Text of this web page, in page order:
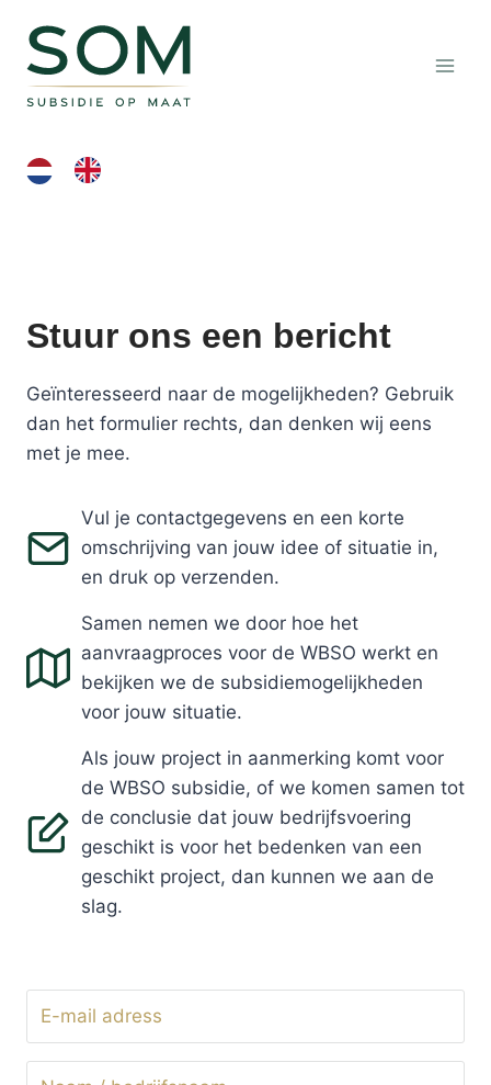
naar
inhoud
Stuur ons een bericht
Geïnteresseerd naar de mogelijkheden? Gebruik
dan het formulier rechts, dan denken wij eens
met je mee.
Vul je contactgegevens en een korte
omschrijving van jouw idee of situatie in,
en druk op verzenden.
Samen nemen we door hoe het
aanvraagproces voor de WBSO werkt en
bekijken we de subsidiemogelijkheden
voor jouw situatie.
Als jouw project in aanmerking komt voor
de WBSO subsidie, of we komen samen tot
de conclusie dat jouw bedrijfsvoering
geschikt is voor het bedenken van een
geschikt project, dan kunnen we aan de
slag.